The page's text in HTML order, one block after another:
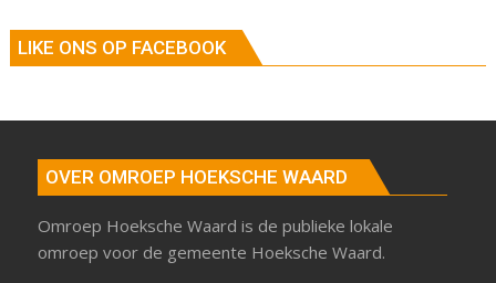
LIKE ONS OP FACEBOOK
OVER OMROEP HOEKSCHE WAARD
Omroep Hoeksche Waard is de publieke lokale
omroep voor de gemeente Hoeksche Waard.